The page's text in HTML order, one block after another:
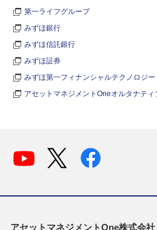
第一ライフグループ
みずほ銀行
みずほ信託銀行
みずほ証券
みずほ第一フィナンシャルテクノロジー
アセットマネジメントOneオルタナテ
アセットマネジメントOne株式会社